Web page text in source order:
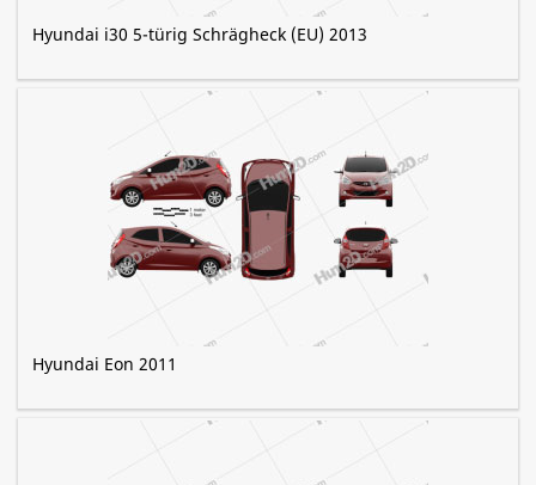
Hyundai i30 5-türig Schrägheck (EU) 2013
Hyundai Eon 2011